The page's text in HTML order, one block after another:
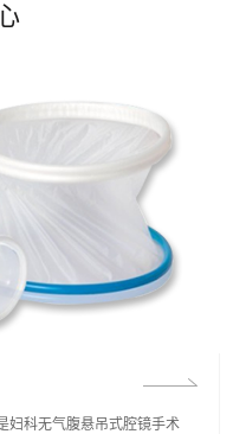
妇科无气腹悬吊式腔镜手术